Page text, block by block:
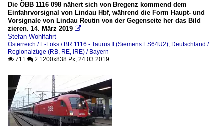
Die ÖBB 1116 098 nähert sich von Bregenz kommend dem
Einfahrvorsignal von Lindau Hbf, während die Form Haupt- und
Vorsignale von Lindau Reutin von der Gegenseite her das Bild
zieren. 14. März 2019 
Stefan Wohlfahrt
Österreich / E-Loks / BR 1116 - Taurus II (Siemens ES64U2), Deutschland /
Regionalzüge (RB, RE, IRE) / Bayern
 711  2 1200x838 Px, 24.03.2019